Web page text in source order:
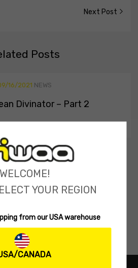
Next Post
Posts
16/2021 NEWS
Divinator – Part 2
a comment.
WELCOME!
YOUR REGION
from our USA warehouse
CANADA